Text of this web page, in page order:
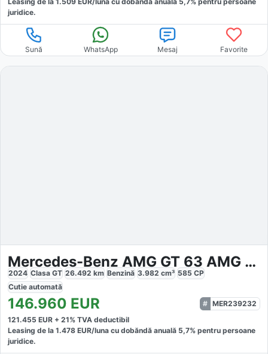
juridice.
Sună WhatsApp Mesaj Favorite
Mercedes-Benz AMG GT 63 AMG 4M
2024 Clasa GT 26.492 km Benzină 3.982 cm³ 585 CP
Cutie automată
146.960 EUR
MER239232
121.455 EUR + 21% TVA deductibil
Leasing de la 1.478 EUR/luna cu dobăndă anuală 5,7% pentru persoane
juridice.